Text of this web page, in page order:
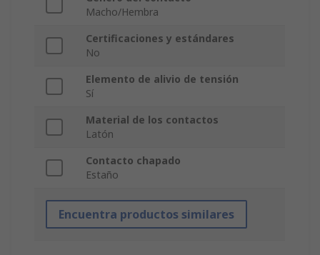
Macho/Hembra
Certificaciones y estándares
No
Elemento de alivio de tensión
Sí
Material de los contactos
Latón
Contacto chapado
Estaño
Encuentra productos similares